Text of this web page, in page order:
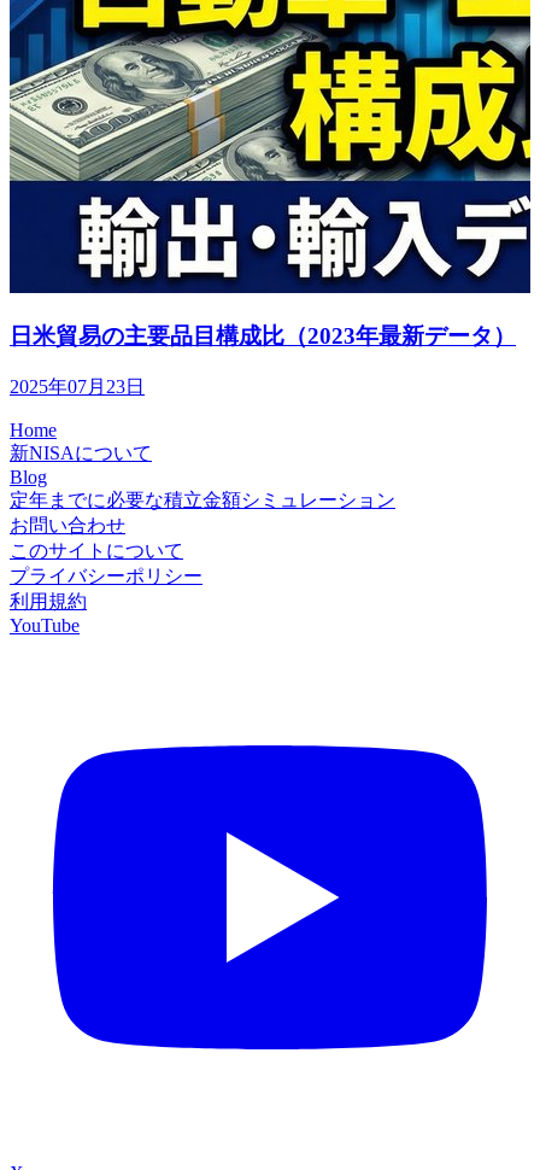
日米貿易の主要品目構成比（2023年最新データ）
2025年07月23日
Home
新NISAについて
Blog
定年までに必要な積立金額シミュレーション
お問い合わせ
このサイトについて
プライバシーポリシー
利用規約
YouTube